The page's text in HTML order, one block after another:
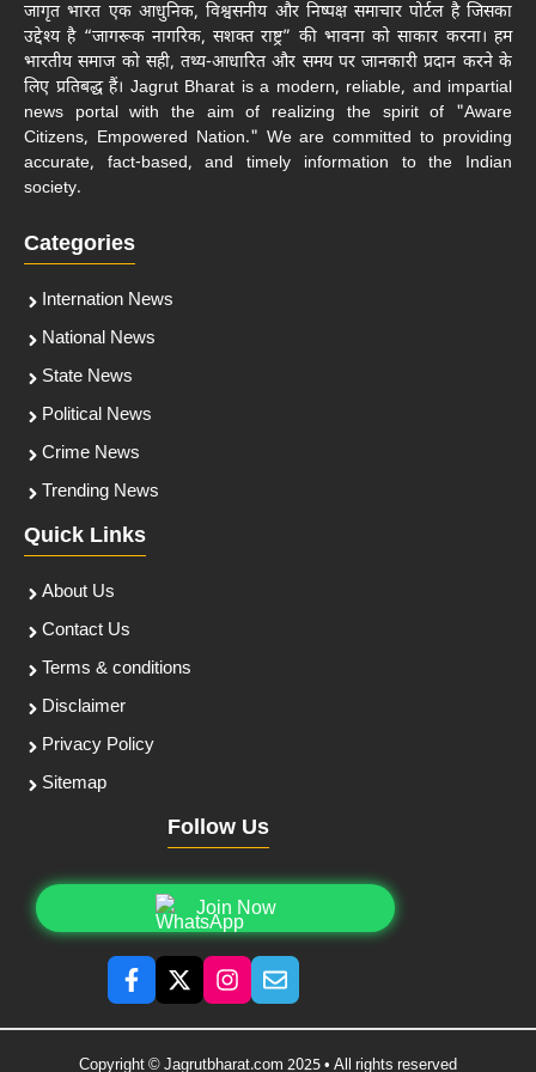
जागृत भारत एक आधुनिक, विश्वसनीय और निष्पक्ष समाचार पोर्टल है जिसका
उद्देश्य है “जागरूक नागरिक, सशक्त राष्ट्र” की भावना को साकार करना। हम
भारतीय समाज को सही, तथ्य-आधारित और समय पर जानकारी प्रदान करने के
लिए प्रतिबद्ध हैं। Jagrut Bharat is a modern, reliable, and impartial
news portal with the aim of realizing the spirit of "Aware
Citizens, Empowered Nation." We are committed to providing
accurate, fact-based, and timely information to the Indian
society.
Categories
Internation News
National News
State News
Political News
Crime News
Trending News
Quick Links
About Us
Contact Us
Terms & conditions
Disclaimer
Privacy Policy
Sitemap
Follow Us
Join Now
Copyright © Jagrutbharat.com 2025 • All rights reserved